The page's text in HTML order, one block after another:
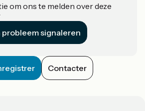
om ons te melden over deze
probleem signaleren
Contacter